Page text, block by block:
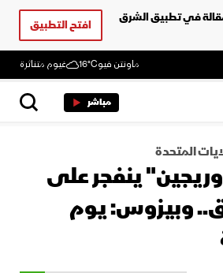
في تطبيق الشرق
افتح التطبيق
ماونتن فيو16°C غيوم متناثرة
مباشر
المتحدة
ينفجر على
وبيزوس: يوم